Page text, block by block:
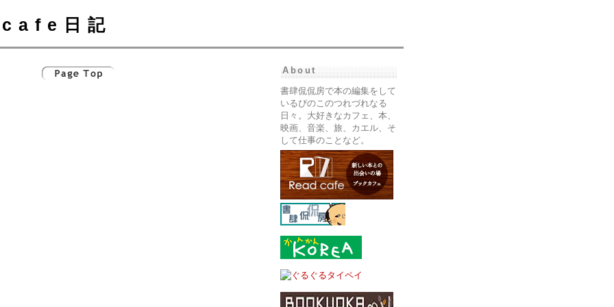
cafe日記
About
書肆侃侃房で本の編集をして
いるぴのこのつれづれなる
日々。大好きなカフェ、本、
映画、音楽、旅、カエル、そ
して仕事のことなど。